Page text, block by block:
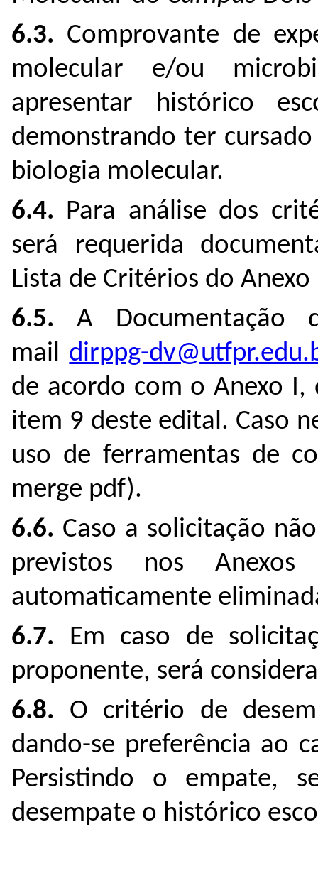
6.3. Comprovante de
molecular e/ou
apresentar histórico
demonstrando ter
biologia molecular.
6.4. Para análise dos
será requerida
Lista de Critérios do Anexo
6.5. A Documentação
mail dirppg-
de acordo com o Anexo
item 9 deste edital. Caso
uso de ferramentas de
merge pdf).
6.6. Caso a solicitação
previstos nos
automaticamente
6.7. Em caso de
proponente, será
6.8. O critério de
dando-se preferência ao
Persistindo o empate,
desempate o histórico